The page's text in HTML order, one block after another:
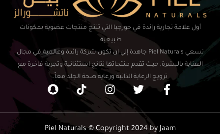
أول علامة تجارية رائدة في جورجيا التي تنتج منتجات عضوية بمكونات
طبيعية.
تسعي Piel Naturals جاهدة إلي ان تكون شركة رائدة وعالمية في مجال
العناية بالبشرة, حيث تقدم منتجاتها نتائج استثنائية وتجربة فاخرة مع
ترويج الرعاية الذاتية ورعاية صحة الجلد معاً.
Piel Naturals © Copyright 2024 by Jaam